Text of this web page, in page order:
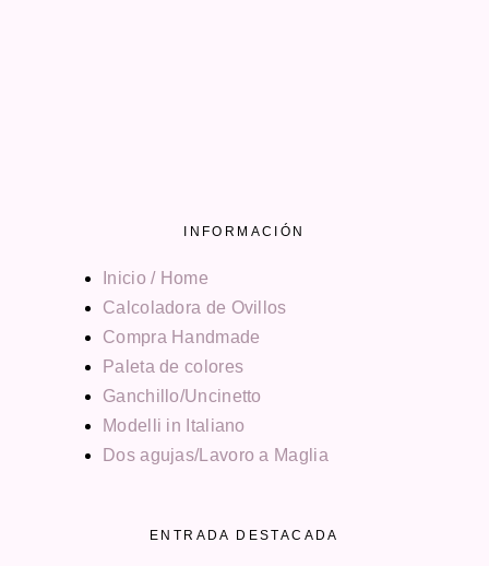
INFORMACIÓN
Inicio / Home
Calcoladora de Ovillos
Compra Handmade
Paleta de colores
Ganchillo/Uncinetto
Modelli in Italiano
Dos agujas/Lavoro a Maglia
ENTRADA DESTACADA